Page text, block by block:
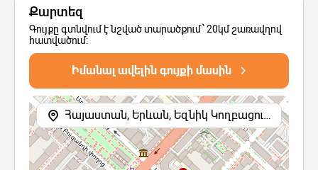
Քարտեզ
Գույքը գտնվում է նշված տարածքում՝ 20կմ շառավղով
հատվածում:
Իմանալ ավելին գույքի մասին
Հայաստան, Երևան, Եզնիկ Կողբացու փողոց